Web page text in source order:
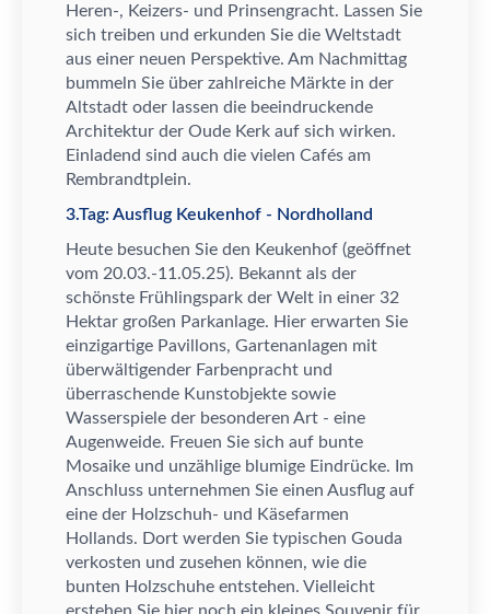
Heren-, Keizers- und Prinsengracht. Lassen Sie
sich treiben und erkunden Sie die Weltstadt
aus einer neuen Perspektive. Am Nachmittag
bummeln Sie über zahlreiche Märkte in der
Altstadt oder lassen die beeindruckende
Architektur der Oude Kerk auf sich wirken.
Einladend sind auch die vielen Cafés am
Rembrandtplein.
3.Tag: Ausflug Keukenhof - Nordholland
Heute besuchen Sie den Keukenhof (geöffnet
vom 20.03.-11.05.25). Bekannt als der
schönste Frühlingspark der Welt in einer 32
Hektar großen Parkanlage. Hier erwarten Sie
einzigartige Pavillons, Gartenanlagen mit
überwä ltigender Farbenpracht und
überraschende Kunstobjekte sowie
Wasserspiele der besonderen Art - eine
Augenweide. Freuen Sie sich auf bunte
Mosaike und unzählige blumige Eindrücke. Im
Anschluss unternehmen Sie einen Ausflug auf
eine der Holzschuh- und Käsefarmen
Hollands. Dort werden Sie typischen Gouda
verkosten und zusehen können, wie die
bunten Holzschuhe entstehen. Vielleicht